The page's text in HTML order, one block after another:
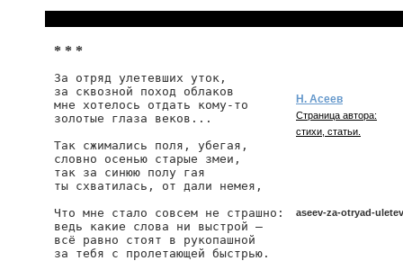
* * *
За отряд улетевших уток,
за сквозной поход облаков
мне хотелось отдать кому-то
золотые глаза веков...
Так сжимались поля, убегая,
словно осенью старые змеи,
так за синюю полу гая
ты схватилась, от дали немея,
Что мне стало совсем не страшно:
ведь какие слова ни выстрой —
всё равно стоят в рукопашной
за тебя с пролетающей быстрью.
Н. Асеев
Страница автора:
стихи, статьи.
aseev-za-otryad-